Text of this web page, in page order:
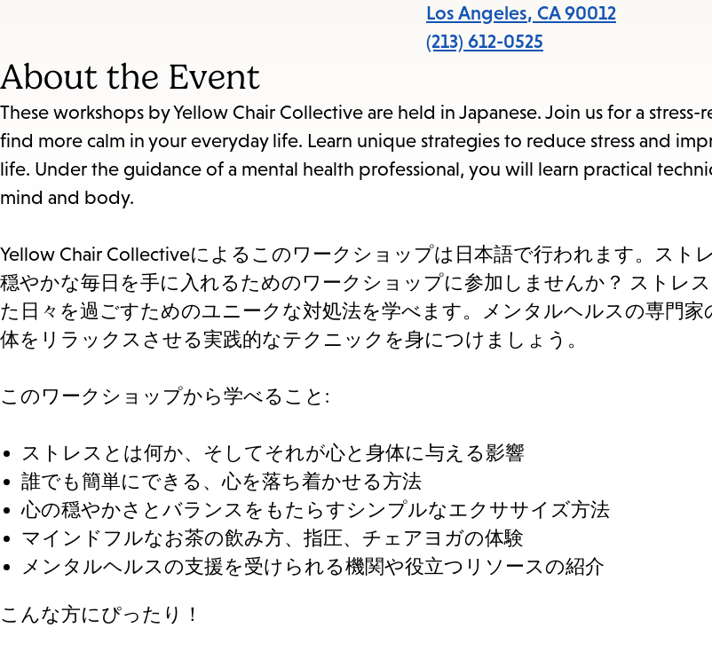
the
Los Angeles, CA 90012
(213) 612-0525
About the Event
These workshops by Yellow Chair Collective are held in Japanese. Join us for a
find more calm in your everyday life. Learn unique strategies to reduce stress and
life. Under the guidance of a mental health professional, you will learn practical
mind and body.
Yellow Chair Collectiveによるこのワークショップは日本語で行われます。スト
穏やかな毎⽇を⼿に⼊れるためのワークショップに参加しませんか？ ストレ
た⽇々を過ごすためのユニークな対処法を学べます。メンタルヘルスの専⾨家
体をリラックスさせる実践的なテクニックを⾝につけましょう。
このワークショップから学べること:
ストレスとは何か、そしてそれが⼼と⾝体に与える影響
誰でも簡単にできる、⼼を落ち着かせる⽅法
⼼の穏やかさとバランスをもたらすシンプルなエクササイズ⽅法
マインドフルなお茶の飲み⽅、指圧、チェアヨガの体験
メンタルヘルスの⽀援を受けられる機関や役⽴つリソースの紹介
こんな⽅にぴったり！